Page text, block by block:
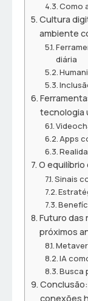
Como
Cultura
ambiente
diária
tecnologia
Apps
O
Sinais
Futuro das
próximos
IA
Busca
conexões